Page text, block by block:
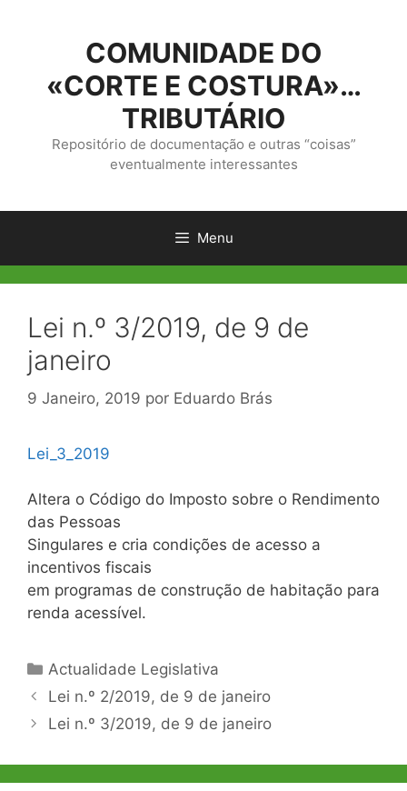
conteúdo
COMUNIDADE DO
«CORTE E COSTURA»…
TRIBUTÁRIO
Repositório de documentação e outras “coisas”
eventualmente interessantes
Menu
Lei n.º 3/2019, de 9 de
janeiro
9 Janeiro, 2019 por Eduardo Brás
Lei_3_2019
Altera o Código do Imposto sobre o Rendimento
das Pessoas
Singulares e cria condições de acesso a
incentivos fiscais
em programas de construção de habitação para
renda acessível.
Categorias
Actualidade Legislativa
Navegação
de
Lei n.º 2/2019, de 9 de janeiro
Lei n.º 3/2019, de 9 de janeiro